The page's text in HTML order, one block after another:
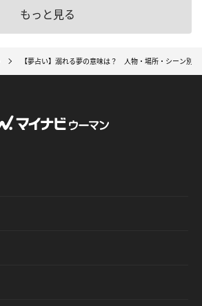
もっと見る
【夢占い】溺れる夢の意味は？ 人物・場所・シーン別解